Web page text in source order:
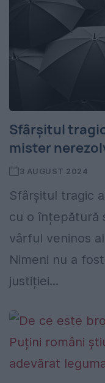
Sfârșitul
mister
3 AUGUST 2024
Sfârșitul tragic
cu o înțepătură
vârful veninos
Nimeni nu a
justiției...